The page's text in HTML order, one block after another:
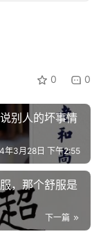
0 0
别人的坏事情
年3月28日 下午2:55
，那个舒服是
下一篇